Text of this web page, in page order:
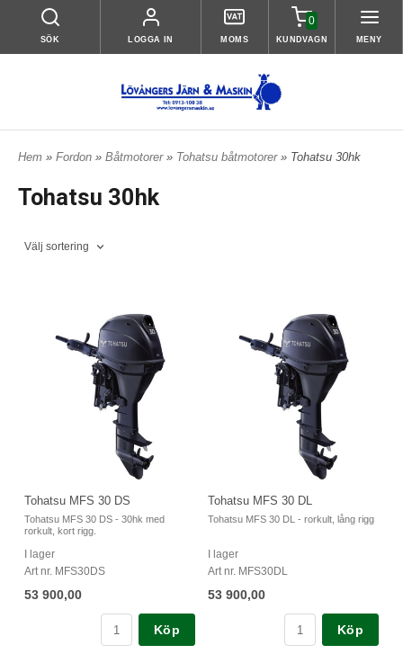
SÖK LOGGA IN MOMS
0
KUNDVAGN MENY
Hem » Fordon » Båtmotorer » Tohatsu båtmotorer » Tohatsu 30hk
Tohatsu 30hk
Välj sortering
Tohatsu MFS 30 DS
Tohatsu MFS 30 DS - 30hk med
rorkult, kort rigg.
I lager
Art nr. MFS30DS
53 900,00
Köp
Tohatsu MFS 30 DL
Tohatsu MFS 30 DL - rorkult, lång rigg
I lager
Art nr. MFS30DL
53 900,00
Köp